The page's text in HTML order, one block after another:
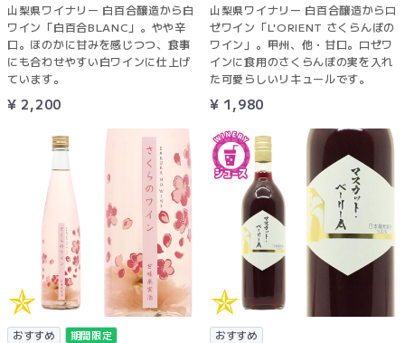
山梨県ワイナリー 白百合醸造から白
ワイン「白百合BLANC」。やや辛
口。ほのかに甘みを感じつつ、食事
にも合わせやすい白ワインに仕上げ
ています。
¥ 2,200
山梨県ワイナリー 白百合醸造からロ
ゼワイン「L'ORIENT さくらんぼの
ワイン」。甲州、他・甘口。ロゼワ
インに食用のさくらんぼの実を入れ
た可愛らしいリキュールです。
¥ 1,980
おすすめ 期間限定 おすすめ